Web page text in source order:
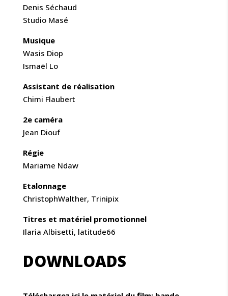
Denis Séchaud
Studio Masé
Musique
Wasis Diop
Ismaël Lo
Assistant de réalisation
Chimi Flaubert
2e caméra
Jean Diouf
Régie
Mariame Ndaw
Etalonnage
ChristophWalther, Trinipix
Titres et matériel promotionnel
Ilaria Albisetti, latitude66
DOWNLOADS